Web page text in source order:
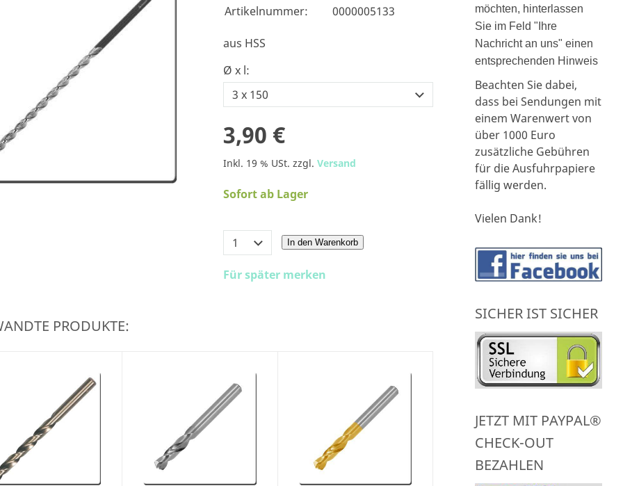
Artikelnummer:
0000005133
aus HSS
Ø x l:
3,90 €
Inkl. 19 % USt. zzgl.Versand
Sofort ab Lager
In den Warenkorb
Für später merken
PRODUKTE:
möchten, hinterlassen
Sie im Feld "Ihre
Nachricht an uns" einen
entsprechenden Hinweis
Beachten Sie dabei,
dass bei Sendungen mit
einem Warenwert von
über 1000 Euro
zusätzliche Gebühren
für die Ausfuhrpapiere
fällig werden.
Vielen Dank!
SICHER IST SICHER
JETZT MIT PAYPAL®
CHECK-OUT
BEZAHLEN